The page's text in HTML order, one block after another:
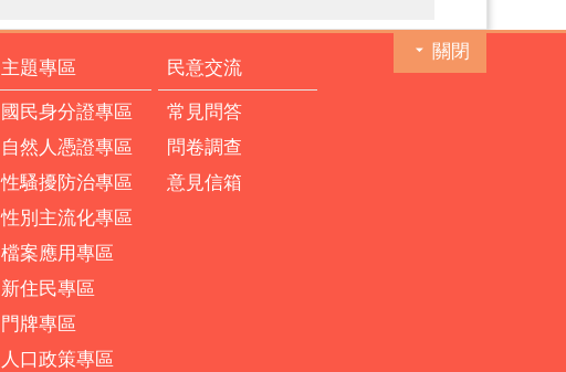
關閉
主題專區
國民身分證專區
自然人憑證專區
性騷擾防治專區
性別主流化專區
檔案應用專區
新住民專區
門牌專區
人口政策專區
民意交流
常見問答
問卷調查
意見信箱